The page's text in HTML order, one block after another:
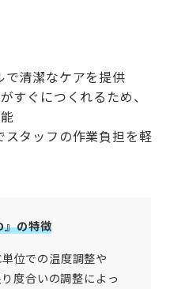
清潔なケアを提供
すぐにつくれるため、
タッフの作業負担を軽
の特徴
位での温度調整や
度合いの調整によっ